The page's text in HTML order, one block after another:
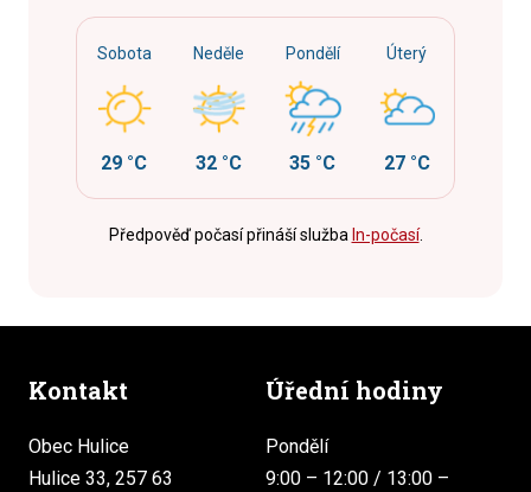
Sobota
29 °C
Neděle
32 °C
Pondělí
35 °C
Úterý
27 °C
Předpověď počasí přináší služba In-počasí.
Kontakt
Obec Hulice
Hulice 33, 257 63
Úřední hodiny
Pondělí
9:00 – 12:00 / 13:00 –